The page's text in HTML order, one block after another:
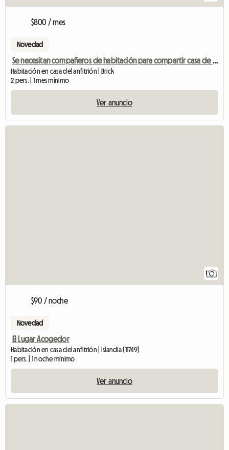
$800 / mes
Novedad
Se necesitan compañeros de habitación para compartir casa de 5 habitaciones
Habitación en casa del anfitrión | Brick
2 pers. | 1 mes mínimo
Ver anuncio
1
$90 / noche
Novedad
El Lugar Acogedor
Habitación en casa del anfitrión | Islandia (11749)
1 pers. | 1 noche mínimo
Ver anuncio